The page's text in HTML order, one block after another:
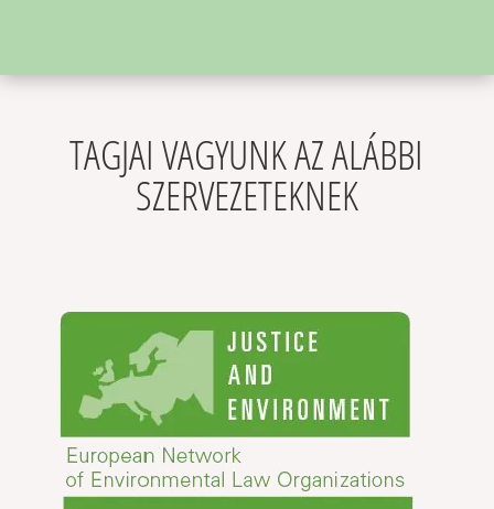
TAGJAI VAGYUNK AZ ALÁBBI
SZERVEZETEKNEK